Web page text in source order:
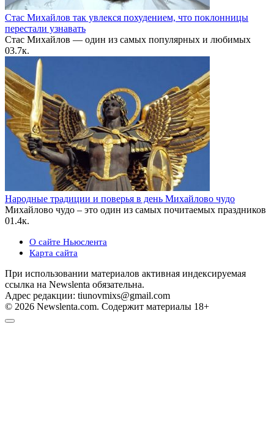
Стас Михайлов так увлекся похудением, что поклонницы
перестали узнавать
Стас Михайлов — один из самых популярных и любимых
03.7к.
Народные традиции и поверья в день Михайлово чудо
Михайлово чудо – это один из самых почитаемых праздников
01.4к.
О сайте Ньюслента
Карта сайта
При использовании материалов активная индексируемая
ссылка на Newslenta обязательна.
Адрес редакции: tiunovmixs@gmail.com
© 2026 Newslenta.com. Содержит материалы 18+